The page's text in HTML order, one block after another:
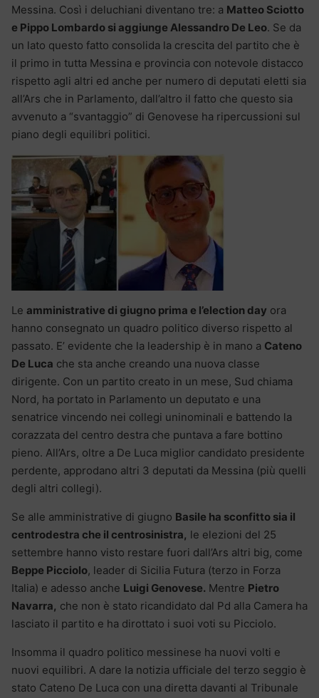
Messina. Così i deluchiani diventano tre: a Matteo Sciotto
e Pippo Lombardo si aggiunge Alessandro De Leo. Se da
un lato questo fatto consolida la crescita del partito che è
il primo in tutta Messina e provincia con notevole distacco
rispetto agli altri ed anche per numero di deputati eletti sia
all’Ars che in Parlamento, dall’altro il fatto che questo sia
avvenuto a “svantaggio” di Genovese ha ripercussioni sul
piano degli equilibri politici.
Le amministrative di giugno prima e l’election day ora
hanno consegnato un quadro politico diverso rispetto al
passato. E’ evidente che la leadership è in mano a Cateno
De Luca che sta anche creando una nuova classe
dirigente. Con un partito creato in un mese, Sud chiama
Nord, ha portato in Parlamento un deputato e una
senatrice vincendo nei collegi uninominali e battendo la
corazzata del centro destra che puntava a fare bottino
pieno. All’Ars, oltre a De Luca miglior candidato presidente
perdente, approdano altri 3 deputati da Messina (più quelli
degli altri collegi).
Se alle amministrative di giugno Basile ha sconfitto sia il
centrodestra che il centrosinistra, le elezioni del 25
settembre hanno visto restare fuori dall’Ars altri big, come
Beppe Picciolo, leader di Sicilia Futura (terzo in Forza
Italia) e adesso anche Luigi Genovese. Mentre Pietro
Navarra, che non è stato ricandidato dal Pd alla Camera ha
lasciato il partito e ha dirottato i suoi voti su Picciolo.
Insomma il quadro politico messinese ha nuovi volti e
nuovi equilibri. A dare la notizia ufficiale del terzo seggio è
stato Cateno De Luca con una diretta davanti al Tribunale